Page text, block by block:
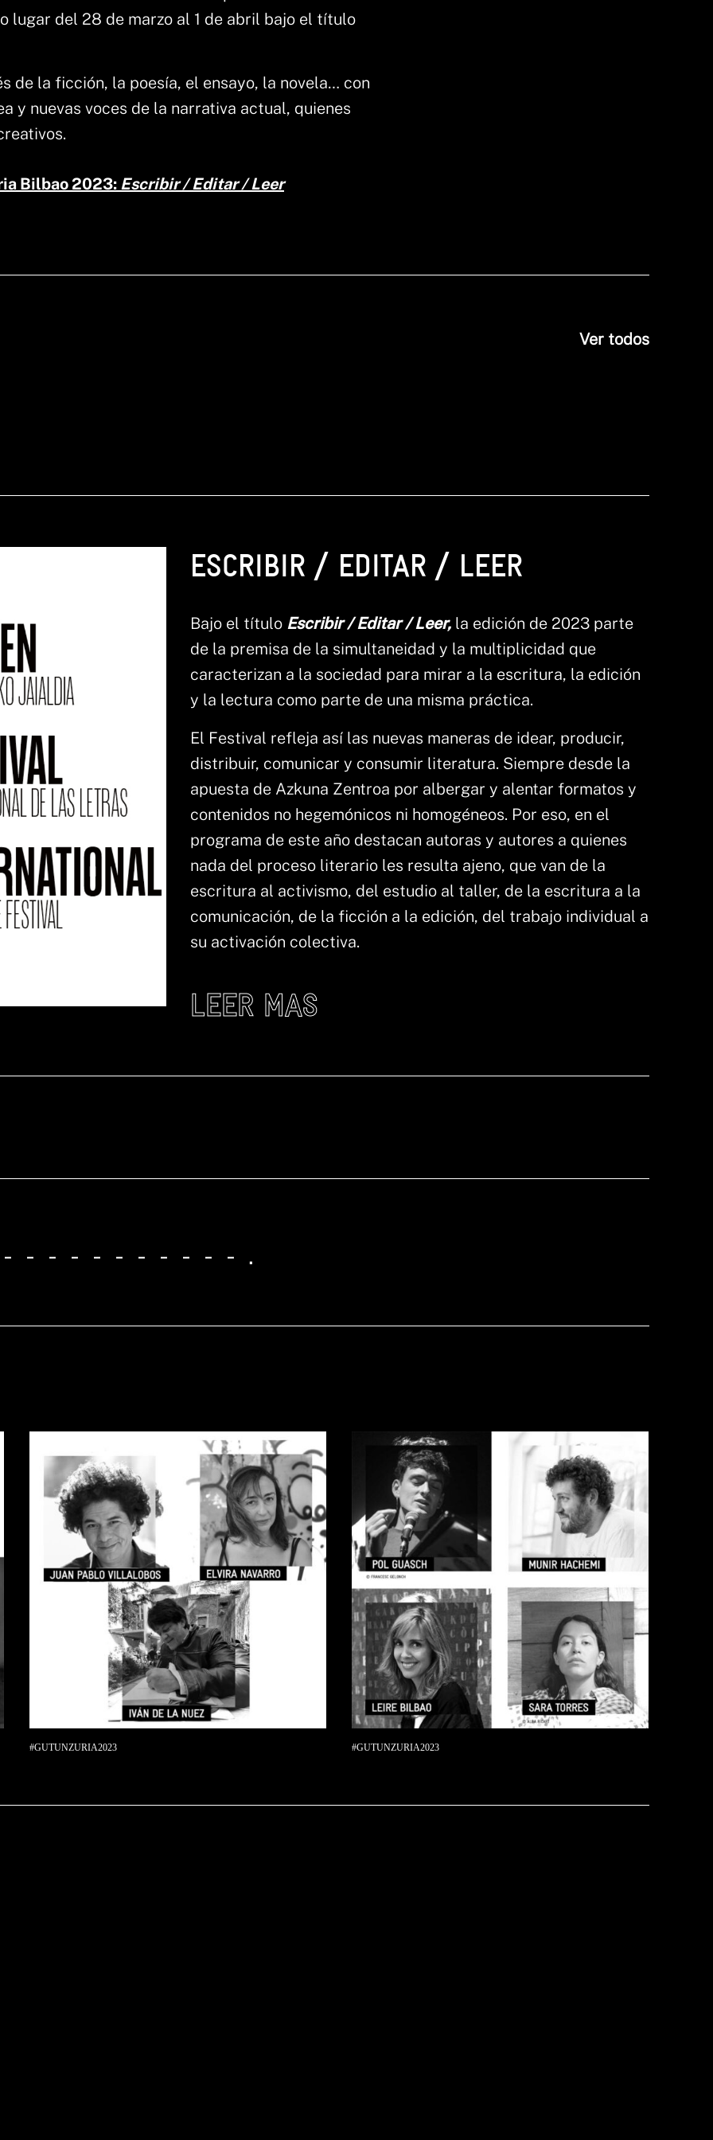
lugar del 28 de marzo al 1 de abril bajo el título
de la ficción, la poesía, el ensayo, la novela… con
y nuevas voces de la narrativa actual, quienes
Bilbao 2023: Escribir / Editar / Leer
Ver todos
ESCRIBIR / EDITAR / LEER
Bajo el título Escribir / Editar / Leer, la edición de 2023 parte
de la premisa de la simultaneidad y la multiplicidad que
caracterizan a la sociedad para mirar a la escritura, la edición
y la lectura como parte de una misma práctica.
El Festival refleja así las nuevas maneras de idear, producir,
distribuir, comunicar y consumir literatura. Siempre desde la
apuesta de Azkuna Zentroa por albergar y alentar formatos y
contenidos no hegemónicos ni homogéneos. Por eso, en el
programa de este año destacan autoras y autores a quienes
nada del proceso literario les resulta ajeno, que van de la
escritura al activismo, del estudio al taller, de la escritura a la
comunicación, de la ficción a la edición, del trabajo individual a
su activación colectiva.
LEER MAS
- - - - - - - - - - - .
#GUTUNZURIA2023 #GUTUNZURIA2023